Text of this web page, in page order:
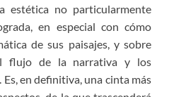
estética no particularmente
en especial con cómo
de sus paisajes, y sobre
flujo de la narrativa y los
en definitiva, una cinta más